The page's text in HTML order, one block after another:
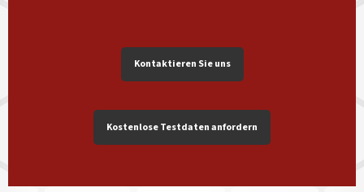
Kontaktieren Sie uns
Kostenlose Testdaten anfordern